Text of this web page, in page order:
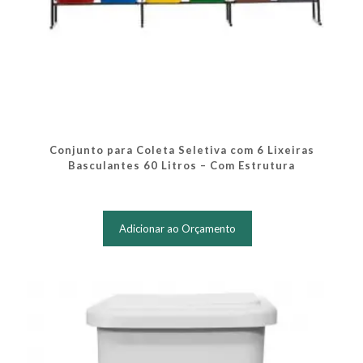
Conjunto para Coleta Seletiva com 6 Lixeiras
Basculantes 60 Litros – Com Estrutura
Adicionar ao Orçamento